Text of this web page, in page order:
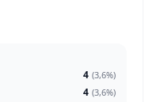
4 (3,6%)
4 (3,6%)